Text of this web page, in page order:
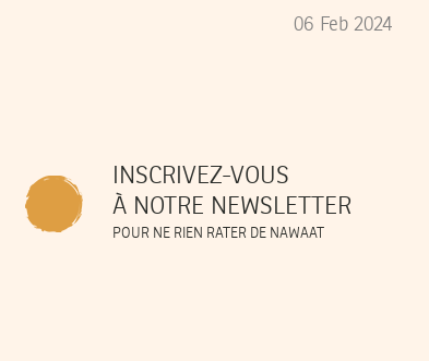
06 Feb 2024
INSCRIVEZ-VOUS
À NOTRE NEWSLETTER
POUR NE RIEN RATER DE NAWAAT